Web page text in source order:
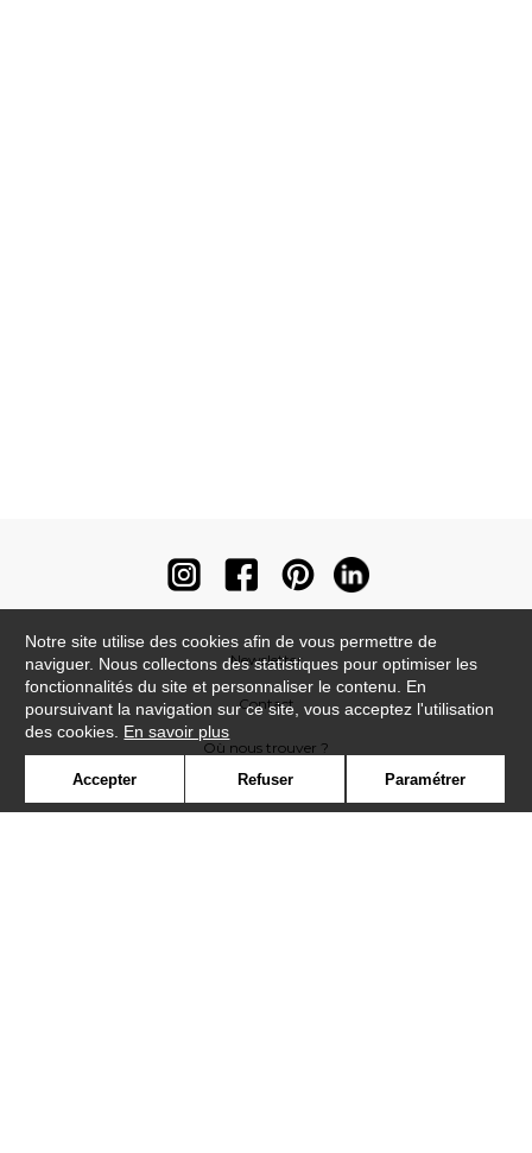
Newsletter
Contact
Où nous trouver ?
Notre site utilise des cookies afin de vous permettre de
naviguer. Nous collectons des statistiques pour optimiser les
fonctionnalités du site et personnaliser le contenu. En
poursuivant la navigation sur ce site, vous acceptez l'utilisation
des cookies. En savoir plus
Accepter Refuser Paramétrer